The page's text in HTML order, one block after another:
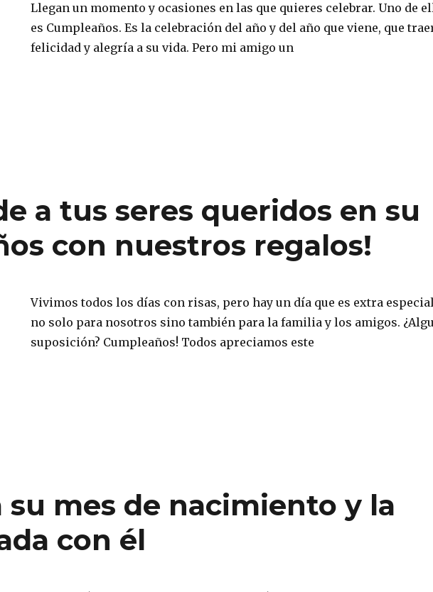
Llegan un momento y ocasiones en las que quieres celebrar. Uno de
es Cumpleaños. Es la celebración del año y del año que viene, que
felicidad y alegría a su vida. Pero mi amigo un
a tus seres queridos en su
con nuestros regalos!
Vivimos todos los días con risas, pero hay un día que es extra
no solo para nosotros sino también para la familia y los amigos.
suposición? Cumpleaños! Todos apreciamos este
su mes de nacimiento y la
con él